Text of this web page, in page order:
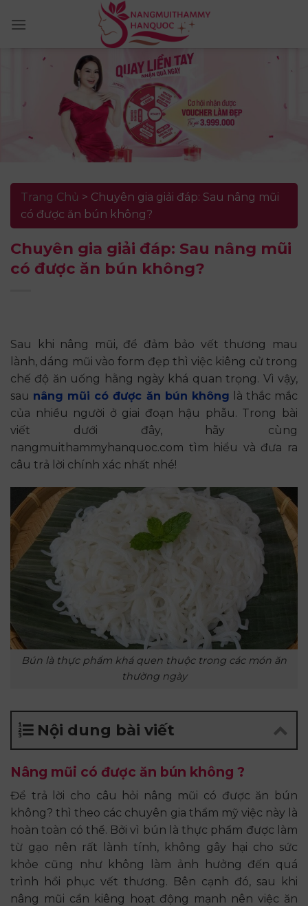
Trang Chủ > Chuyên gia giải đáp: Sau nâng mũi
có được ăn bún không?
Chuyên gia giải đáp: Sau nâng mũi
có được ăn bún không?
Sau khi nâng mũi, để đảm bảo vết thương mau
lành, dáng mũi vào form đẹp thì việc kiêng cử trong
chế độ ăn uống hằng ngày khá quan trọng. Vì vậy,
sau nâng mũi có được ăn bún không
là thắc mắc
của nhiều người ở giai đoạn hậu phẫu. Trong bài
viết dưới đây, hãy cùng
nangmuithammyhanquoc.com tìm hiểu và đưa ra
câu trả lời chính xác nhất nhé!
Bún là thực phẩm khá quen thuộc trong các món ăn
thường ngày
Nội dung bài viết
Nâng mũi có được ăn bún không ?
Để trả lời cho câu hỏi nâng mũi có được ăn bún
không? thì theo các chuyên gia thẩm mỹ việc này là
hoàn toàn có thể. Bởi vì bún là thực phẩm được làm
từ gạo nên rất lành tính, không gây hại cho sức
khỏe cũng như không làm ảnh hưởng đến quá
trình hồi phục vết thương. Bên cạnh đó, sau khi
nâng mũi cần kiêng hoạt động mạnh nên việc ăn